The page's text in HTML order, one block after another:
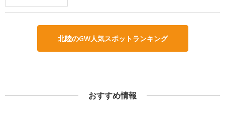
北陸のGW人気スポットランキング
おすすめ情報